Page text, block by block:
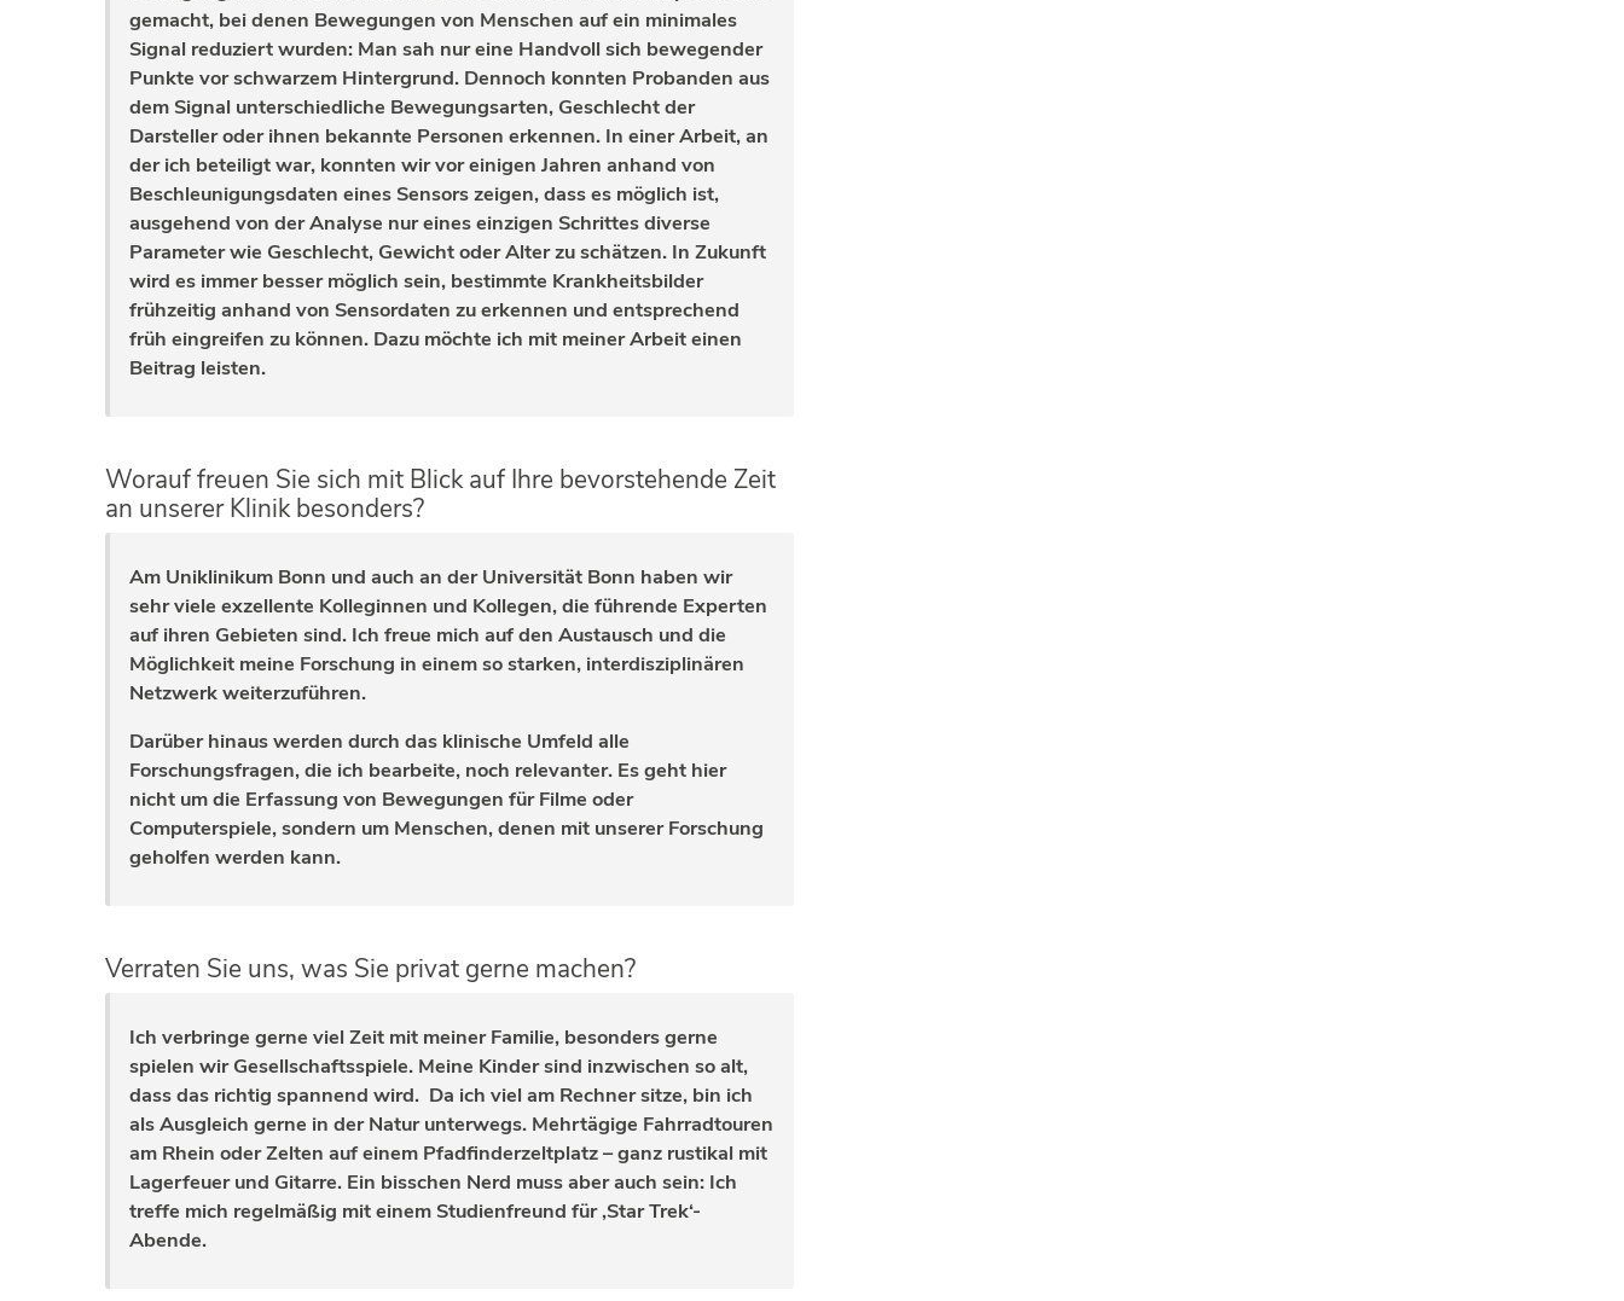
gemacht, bei denen Bewegungen von Menschen auf ein minimales
Signal reduziert wurden: Man sah nur eine Handvoll sich bewegender
Punkte vor schwarzem Hintergrund. Dennoch konnten Probanden aus
dem Signal unterschiedliche Bewegungsarten, Geschlecht der
Darsteller oder ihnen bekannte Personen erkennen. In einer Arbeit, an
der ich beteiligt war, konnten wir vor einigen Jahren anhand von
Beschleunigungsdaten eines Sensors zeigen, dass es möglich ist,
ausgehend von der Analyse nur eines einzigen Schrittes diverse
Parameter wie Geschlecht, Gewicht oder Alter zu schätzen. In Zukunft
wird es immer besser möglich sein, bestimmte Krankheitsbilder
frühzeitig anhand von Sensordaten zu erkennen und entsprechend
früh eingreifen zu können. Dazu möchte ich mit meiner Arbeit einen
Beitrag leisten.
Worauf freuen Sie sich mit Blick auf Ihre bevorstehende Zeit
an unserer Klinik besonders?
Am Uniklinikum Bonn und auch an der Universität Bonn haben wir
sehr viele exzellente Kolleginnen und Kollegen, die führende Experten
auf ihren Gebieten sind. Ich freue mich auf den Austausch und die
Möglichkeit meine Forschung in einem so starken, interdisziplinären
Netzwerk weiterzuführen.
Darüber hinaus werden durch das klinische Umfeld alle
Forschungsfragen, die ich bearbeite, noch relevanter. Es geht hier
nicht um die Erfassung von Bewegungen für Filme oder
Computerspiele, sondern um Menschen, denen mit unserer Forschung
geholfen werden kann.
Verraten Sie uns, was Sie privat gerne machen?
Ich verbringe gerne viel Zeit mit meiner Familie, besonders gerne
spielen wir Gesellschaftsspiele. Meine Kinder sind inzwischen so alt,
dass das richtig spannend wird. Da ich viel am Rechner sitze, bin ich
als Ausgleich gerne in der Natur unterwegs. Mehrtägige Fahrradtouren
am Rhein oder Zelten auf einem Pfadfinderzeltplatz – ganz rustikal mit
Lagerfeuer und Gitarre. Ein bisschen Nerd muss aber auch sein: Ich
treffe mich regelmäßig mit einem Studienfreund für ‚Star Trek‘-
Abende.